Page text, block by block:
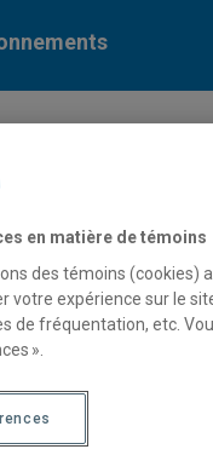
en matière de témoins
des témoins
votre expérience sur le
de fréquentation, etc.
».